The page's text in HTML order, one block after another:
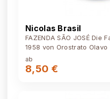
Nicolas Brasil
FAZENDA SÃO JOSÉ Die Fazenda São José wurde
1958 von Orostrato
und ist bis heute im Besitz
ab
8,50 €